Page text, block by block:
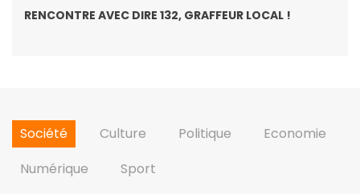
RENCONTRE AVEC DIRE 132, GRAFFEUR LOCAL !
Société Culture Politique
Economie
Numérique
Sport